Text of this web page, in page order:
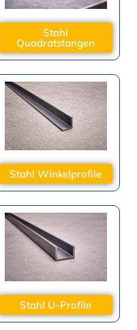
Stahl
Quadratstangen
Stahl Winkelprofile
Stahl U-Profile